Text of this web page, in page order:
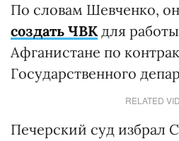
По словам Шевченко,
создать ЧВКдля
Афганистане по
Государственного
RELATED
Печерский суд избрал